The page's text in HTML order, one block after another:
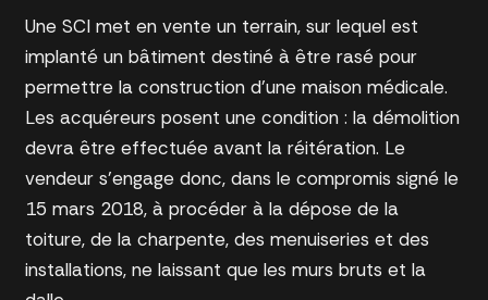
Une SCI met en vente un terrain, sur lequel est
implanté un bâtiment destiné à être rasé pour
permettre la construction d’une maison médicale.
Les acquéreurs posent une condition : la démolition
devra être effectuée avant la réitération. Le
vendeur s’engage donc, dans le compromis signé le
15 mars 2018, à procéder à la dépose de la
toiture, de la charpente, des menuiseries et des
installations, ne laissant que les murs bruts et la